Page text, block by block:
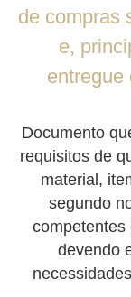
de compras
e,
entregue
Documento
requisitos de
material,
segundo
competentes
devendo